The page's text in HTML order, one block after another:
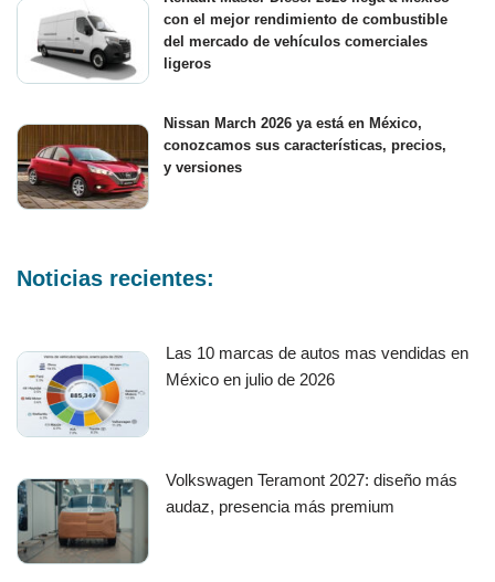
con el mejor rendimiento de combustible
del mercado de vehículos comerciales
ligeros
Nissan March 2026 ya está en México,
conozcamos sus características, precios,
y versiones
Noticias recientes:
Las 10 marcas de autos mas vendidas en
México en julio de 2026
Volkswagen Teramont 2027: diseño más
audaz, presencia más premium